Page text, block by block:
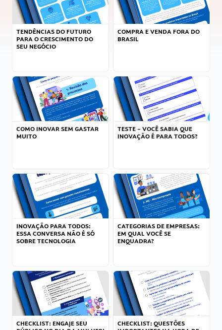
TENDÊNCIAS DO FUTURO
PARA O CRESCIMENTO DO
SEU NEGÓCIO
COMPRA E VENDA FORA DO
BRASIL
COMO INOVAR SEM GASTAR
MUITO
TESTE – VOCÊ SABIA QUE
INOVAÇÃO É PARA TODOS?
INOVAÇÃO PARA TODOS:
ESSA CONVERSA NÃO É SÓ
SOBRE TECNOLOGIA
CATEGORIAS DE EMPRESAS:
EM QUAL VOCÊ SE
ENQUADRA?
CHECKLIST: ENGAJE SEU
CHECKLIST: QUESTÕES